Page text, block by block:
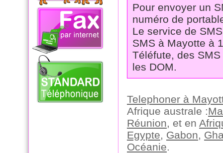
Pour envoyer un
numéro de
Le service de
SMS à Mayotte à
Téléfute, des
les DOM.
Telephoner à
Afrique australe :
Réunion, et en
Egypte, Gabon,
Océanie.